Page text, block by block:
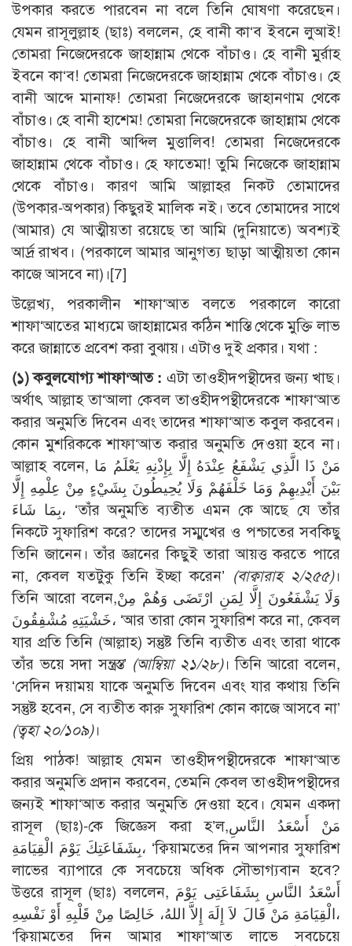
উপকার করতে পারবেন না বলে তিনি ঘোষণা করেছেন।
যেমন রাসূলুল্লাহ (ছাঃ) বললেন, হে বানী কা‘ব ইবনে লুআই!
তোমরা নিজেদেরকে জাহান্নাম থেকে বাঁচাও। হে বানী মুর্রাহ
ইবনে কা‘ব! তোমরা নিজেদেরকে জাহান্নাম থেকে বাঁচাও। হে
বানী আব্দে মানাফ! তোমরা নিজেদেরকে জাহানণাম থেকে
বাঁচাও। হে বানী হাশেম! তোমরা নিজেদেরকে জাহান্নাম থেকে
বাঁচাও। হে বানী আব্দিল মুত্তালিব! তোমরা নিজেদেরকে
জাহান্নাম থেকে বাঁচাও। হে ফাতেমা! তুমি নিজেকে জাহান্নাম
থেকে বাঁচাও। কারণ আমি আল্লাহর নিকট তোমাদের
(উপকার-অপকার) কিছুরই মালিক নই। তবে তোমাদের সাথে
(আমার) যে আত্মীয়তা রয়েছে তা আমি (দুনিয়াতে) অবশ্যই
আর্দ্র রাখব। (পরকালে আমার আনুগত্য ছাড়া আত্মীয়তা কোন
কাজে আসবে না)।[7]
উল্লেখ্য, পরকালীন শাফা‘আত বলতে পরকালে কারো
শাফা‘আতের মাধ্যমে জাহান্নামের কঠিন শাস্তি থেকে মুক্তি লাভ
করে জান্নাতে প্রবেশ করা বুঝায়। এটাও দুই প্রকার। যথা :
(১) কবুলযোগ্য শাফা‘আত : এটা তাওহীদপন্থীদের জন্য খাছ।
অর্থাৎ আল্লাহ তা‘আলা কেবল তাওহীদপন্থীদেরকে শাফা‘আত
করার অনুমতি দিবেন এবং তাদের শাফা‘আত কবুল করবেন।
কোন মুশরিককে শাফা‘আত করার অনুমতি দেওয়া হবে না।
আল্লাহ বলেন, مَنْ ذَا الَّذِي يَشْفَعُ عِنْدَهُ إِلَّا بِإِذْنِهِ يَعْلَمُ مَا
بَيْنَ أَيْدِيهِمْ وَمَا خَلْفَهُمْ وَلَا يُحِيطُونَ بِشَيْءٍ مِنْ عِلْمِهِ إِلَّا
بِمَا شَاءَ، ‘তাঁর অনুমতি ব্যতীত এমন কে আছে যে তাঁর
নিকটে সুফারিশ করে? তাদের সম্মুখের ও পশ্চাতের সবকিছু
তিনি জানেন। তাঁর জ্ঞানের কিছুই তারা আয়ত্ত করতে পারে
না, কেবল যতটুকু তিনি ইচ্ছা করেন’ (বাক্বারাহ ২/২৫৫)।
তিনি আরো বলেন,وَلَا يَشْفَعُونَ إِلَّا لِمَنِ ارْتَضَى وَهُمْ مِنْ
خَشْيَتِهِ مُشْفِقُونَ، ‘আর তারা কোন সুফারিশ করে না, কেবল
যার প্রতি তিনি (আল্লাহ) সন্তুষ্ট তিনি ব্যতীত এবং তারা থাকে
তাঁর ভয়ে সদা সন্ত্রস্ত’ (আম্বিয়া ২১/২৮)। তিনি আরো বলেন,
‘সেদিন দয়াময় যাকে অনুমতি দিবেন এবং যার কথায় তিনি
সন্তুষ্ট হবেন, সে ব্যতীত কারু সুফারিশ কোন কাজে আসবে না’
(ত্বহা ২০/১০৯)।
প্রিয় পাঠক! আল্লাহ যেমন তাওহীদপন্থীদেরকে শাফা‘আত
করার অনুমতি প্রদান করবেন, তেমনি কেবল তাওহীদপন্থীদের
জন্যই শাফা‘আত করার অনুমতি দেওয়া হবে। যেমন একদা
রাসূল (ছাঃ)-কে জিজ্ঞেস করা হ’ল,مَنْ أَسْعَدُ النَّاسِ
بِشَفَاعَتِكَ يَوْمَ الْقِيَامَةِ، ‘ক্বিয়ামতের দিন আপনার সুফারিশ
লাভের ব্যাপারে কে সবচেয়ে অধিক সৌভাগ্যবান হবে?
উত্তরে রাসূল (ছাঃ) বললেন, أَسْعَدُ النَّاسِ بِشَفَاعَتِى يَوْمَ
الْقِيَامَةِ مَنْ قَالَ لاَ إِلَهَ إِلاَّ اللهُ، خَالِصًا مِنْ قَلْبِهِ أَوْ نَفْسِهِ،
‘ক্বিয়ামতের দিন আমার শাফা‘আত লাভে সবচেয়ে